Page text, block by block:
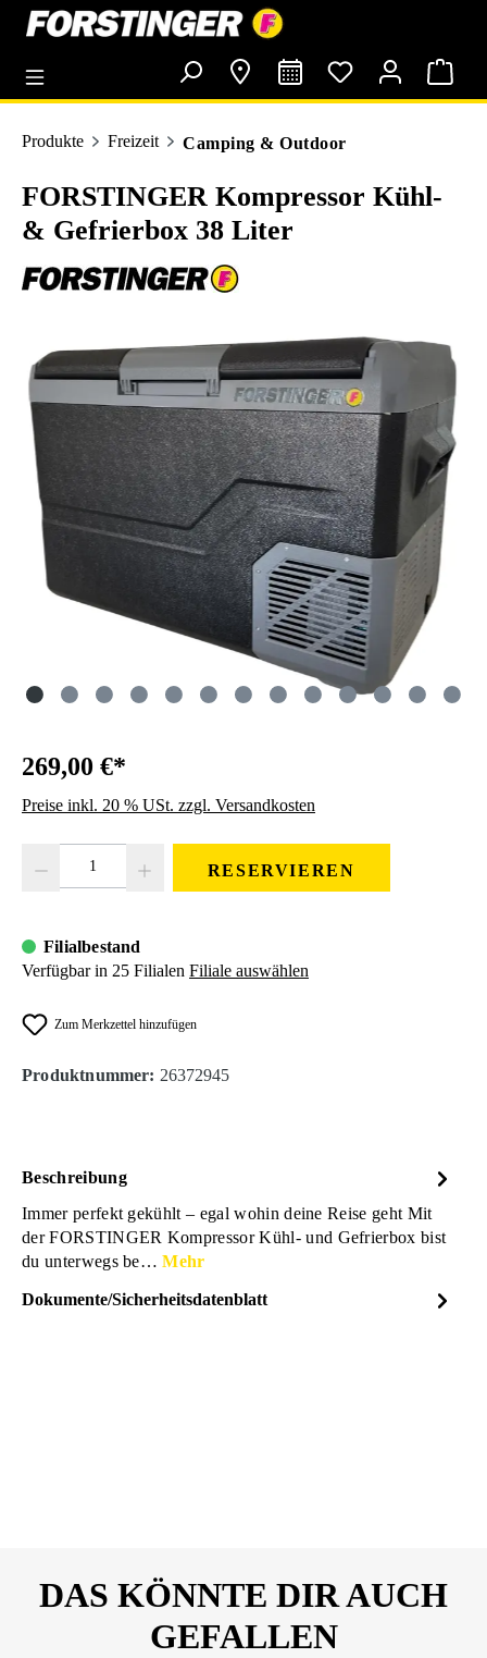
springen
Produkte Freizeit Camping & Outdoor
FORSTINGER Kompressor Kühl-
& Gefrierbox 38 Liter
269,00 €*
Preise inkl. 20 % USt. zzgl. Versandkosten
RESERVIEREN
Filialbestand
Verfügbar in 25 Filialen Filiale auswählen
Zum Merkzettel hinzufügen
Produktnummer: 26372945
Beschreibung
Immer perfekt gekühlt – egal wohin deine Reise geht Mit
der FORSTINGER Kompressor Kühl- und Gefrierbox bist
du unterwegs be…Mehr
Dokumente/Sicherheitsdatenblatt
DAS KÖNNTE DIR AUCH
GEFALLEN